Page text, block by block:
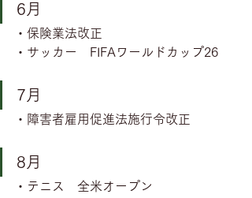
6月
・保険業法改正
・サッカー　FIFAワールドカップ26
7月
・障害者雇用促進法施行令改正
8月
・テニス　全米オープン